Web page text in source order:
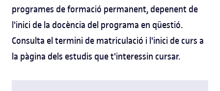
programes de formació permanent, depenent de
l'inici de la docència del programa en qüestió.
Consulta el termini de matriculació i l'inici de curs a
la pàgina dels estudis que t'interessin cursar.